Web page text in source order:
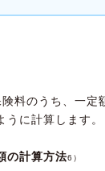
料のうち、一定
に計算します。
の計算方法6）